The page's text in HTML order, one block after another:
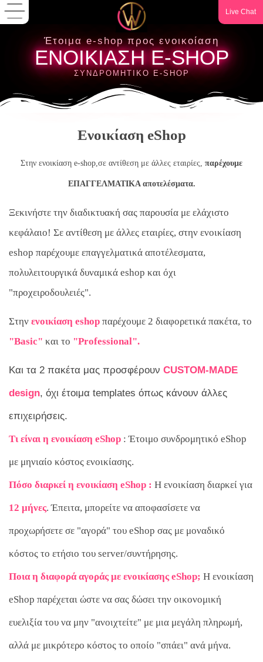
Live Chat
Έτοιμα e-shop προς ενοικοίαση
ΕΝΟΙΚΙΑΣΗ E-SHOP
ΣΥΝΔΡΟΜΗΤΙΚΟ E-SHOP
Ενοικίαση eShop
Στην ενοικίαση e-shop,σε αντίθεση με άλλες εταιρίες, παρέχουμε
ΕΠΑΓΓΕΛΜΑΤΙΚΑ αποτελέσματα.
Ξεκινήστε την διαδικτυακή σας παρουσία με ελάχιστο
κεφάλαιο! Σε αντίθεση με άλλες εταιρίες, στην ενοικίαση
eshop παρέχουμε επαγγελματικά αποτέλεσματα,
πολυλειτουργικά δυναμικά eshop και όχι
"προχειροδουλειές".
Στην ενοικίαση eshop παρέχουμε 2 διαφορετικά πακέτα, το
"Basic" και το "Professional".
Και τα 2 πακέτα μας προσφέρουν CUSTOM-MADE
design, όχι έτοιμα templates όπως κάνουν άλλες
επιχειρήσεις.
Τι είναι η ενοικίαση eShop : Έτοιμο συνδρομητικό eShop
με μηνιαίο κόστος ενοικίασης.
Πόσο διαρκεί η ενοικίαση eShop : Η ενοικίαση διαρκεί για
12 μήνες. Έπειτα, μπορείτε να αποφασίσετε να
προχωρήσετε σε "αγορά" του eShop σας με μοναδικό
κόστος το ετήσιο του server/συντήρησης.
Ποια η διαφορά αγοράς με ενοικίασης eShop; Η ενοικίαση
eShop παρέχεται ώστε να σας δώσει την οικονομική
ευελιξία του να μην "ανοιχτείτε" με μια μεγάλη πληρωμή,
αλλά με μικρότερο κόστος το οποίο "σπάει" ανά μήνα.